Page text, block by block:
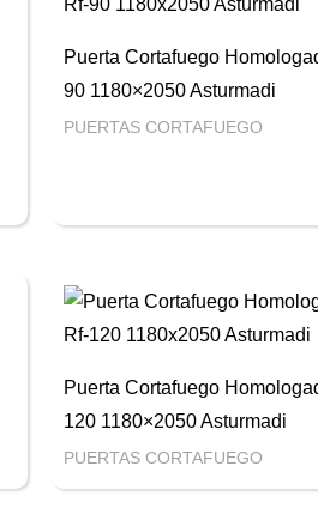
Puerta Cortafuego
90 1180×2050 Asturmadi
PUERTAS CORTAFUEGO
Puerta Cortafuego
120 1180×2050 Asturmadi
PUERTAS CORTAFUEGO